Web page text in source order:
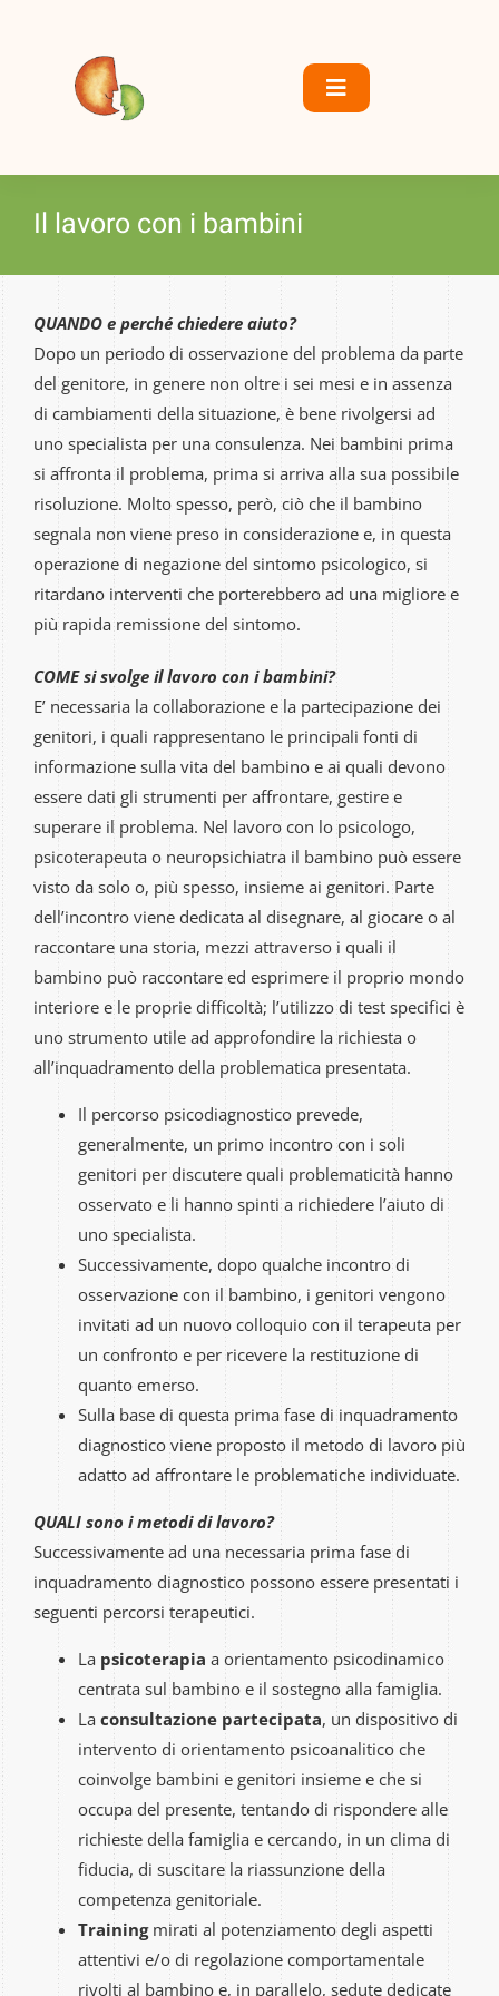
n
t
e
n
u
t
o
Toggle
siamo
DSA
siamo
Il lavoro con i bambini
QUANDO e perché chiedere aiuto?
Dopo un periodo di osservazione del problema da parte
del genitore, in genere non oltre i sei mesi e in assenza
di cambiamenti della situazione, è bene rivolgersi ad
uno specialista per una consulenza. Nei bambini prima
si affronta il problema, prima si arriva alla sua possibile
risoluzione. Molto spesso, però, ciò che il bambino
segnala non viene preso in considerazione e, in questa
operazione di negazione del sintomo psicologico, si
ritardano interventi che porterebbero ad una migliore e
più rapida remissione del sintomo.
COME si svolge il lavoro con i bambini?
E’ necessaria la collaborazione e la partecipazione dei
genitori, i quali rappresentano le principali fonti di
informazione sulla vita del bambino e ai quali devono
essere dati gli strumenti per affrontare, gestire e
superare il problema. Nel lavoro con lo psicologo,
psicoterapeuta o neuropsichiatra il bambino può essere
visto da solo o, più spesso, insieme ai genitori. Parte
dell’incontro viene dedicata al disegnare, al giocare o al
raccontare una storia, mezzi attraverso i quali il
bambino può raccontare ed esprimere il proprio mondo
interiore e le proprie difficoltà; l’utilizzo di test specifici è
uno strumento utile ad approfondire la richiesta o
all’inquadramento della problematica presentata.
Il percorso psicodiagnostico prevede,
generalmente, un primo incontro con i soli
genitori per discutere quali problematicità hanno
osservato e li hanno spinti a richiedere l’aiuto di
uno specialista.
Successivamente, dopo qualche incontro di
osservazione con il bambino, i genitori vengono
invitati ad un nuovo colloquio con il terapeuta per
un confronto e per ricevere la restituzione di
quanto emerso.
Sulla base di questa prima fase di inquadramento
diagnostico viene proposto il metodo di lavoro più
adatto ad affrontare le problematiche individuate.
QUALI sono i metodi di lavoro?
Successivamente ad una necessaria prima fase di
inquadramento diagnostico possono essere presentati i
seguenti percorsi terapeutici.
La psicoterapia a orientamento psicodinamico
centrata sul bambino e il sostegno alla famiglia.
La consultazione partecipata, un dispositivo di
intervento di orientamento psicoanalitico che
coinvolge bambini e genitori insieme e che si
occupa del presente, tentando di rispondere alle
richieste della famiglia e cercando, in un clima di
fiducia, di suscitare la riassunzione della
competenza genitoriale.
Trainingmirati al potenziamento degli aspetti
attentivi e/o di regolazione comportamentale
rivolti al bambino e, in parallelo, sedute dedicate